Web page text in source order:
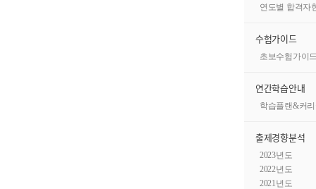
연도별 합격자
수험가이드
초보수험가이
연간학습안내
학습플랜&커
출제경향분석
2023년도
2022년도
2021년도